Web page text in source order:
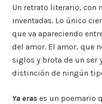
Un retrato literario, con
inventadas. Lo único
que va apareciendo
del amor. El amor, que
siglos y brota de un ser
distinción de ningún
Ya eras es un poemario